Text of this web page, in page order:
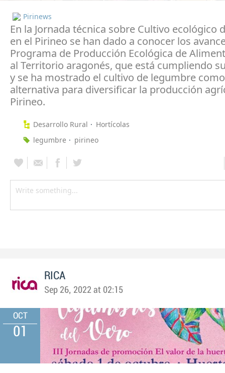
Pirinews
En la Jornada técnica sobre Cultivo ecológico
en el Pirineo se han dado a conocer los
Programa de Producción Ecológica de
al Territorio aragonés, que está cumpliendo
y se ha mostrado el cultivo de legumbre
alternativa para diversificar la producción
Pirineo.
Desarrollo Rural
Hortícolas
legumbre
pirineo
RICA
Sep 26, 2022 at 02:15
OCT
01